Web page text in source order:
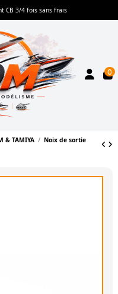
CB 3/4 fois sans frais
0
& TAMIYA
Noix de sortie